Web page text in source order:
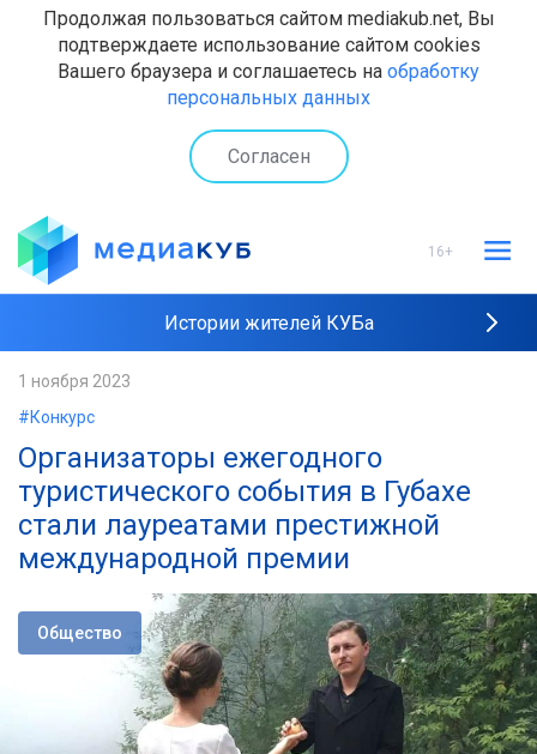
Продолжая пользоваться сайтом mediakub.net, Вы
подтверждаете использование сайтом cookies
Вашего браузера и соглашаетесь на обработку
персональных данных
Согласен
16+
Истории жителей КУБа
1 ноября 2023
#Конкурс
Организаторы ежегодного
туристического события в Губахе
стали лауреатами престижной
международной премии
Общество